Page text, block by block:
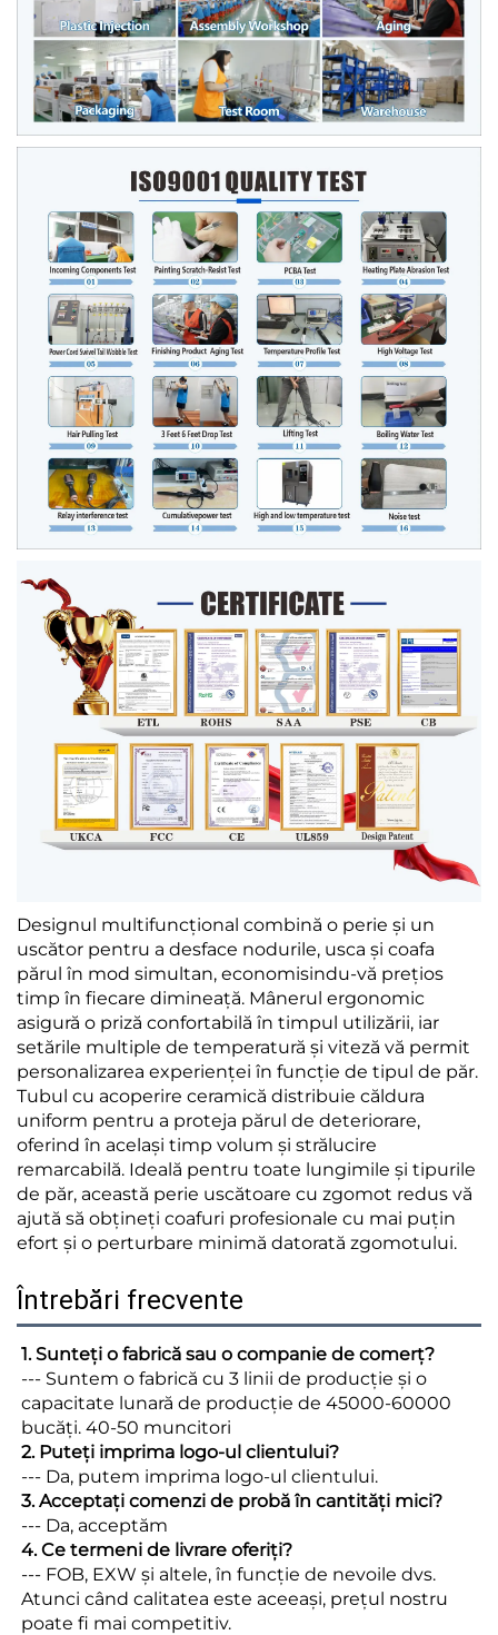
Designul multifuncțional combină o perie și un
uscător pentru a desface nodurile, usca și coafa
părul în mod simultan, economisindu-vă prețios
timp în fiecare dimineață. Mânerul ergonomic
asigură o priză confortabilă în timpul utilizării, iar
setările multiple de temperatură și viteză vă permit
personalizarea experienței în funcție de tipul de păr.
Tubul cu acoperire ceramică distribuie căldura
uniform pentru a proteja părul de deteriorare,
oferind în același timp volum și strălucire
remarcabilă. Ideală pentru toate lungimile și tipurile
de păr, această perie uscătoare cu zgomot redus vă
ajută să obțineți coafuri profesionale cu mai puțin
efort și o perturbare minimă datorată zgomotului.
Întrebări frecvente
1. Sunteți o fabrică sau o companie de comerț?
--- Suntem o fabrică cu 3 linii de producție și o
capacitate lunară de producție de 45000-60000
bucăți. 40-50 muncitori
2. Puteți imprima logo-ul clientului?
--- Da, putem imprima logo-ul clientului.
3. Acceptați comenzi de probă în cantități mici?
--- Da, acceptăm
4. Ce termeni de livrare oferiți?
--- FOB, EXW și altele, în funcție de nevoile dvs.
Atunci când calitatea este aceeași, prețul nostru
poate fi mai competitiv.